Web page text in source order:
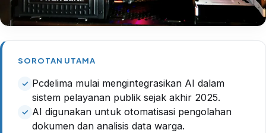
SOROTAN UTAMA
Pcdelima mulai mengintegrasikan AI dalam
sistem pelayanan publik sejak akhir 2025.
AI digunakan untuk otomatisasi pengolahan
dokumen dan analisis data warga.